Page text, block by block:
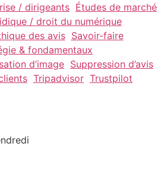
/ dirigeants Études de marché
/ droit du numérique
des avis Savoir-faire
& fondamentaux
d’image Suppression d’avis
Tripadvisor Trustpilot